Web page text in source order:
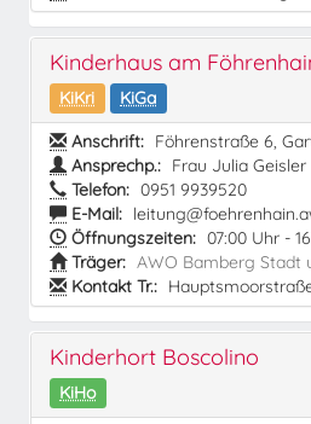
Kinderhaus am
KiKri
KiGa
Anschrift: Föhrenstraße 6,
Ansprechp.: Frau Julia Geisler
Telefon: 0951 9939520
E-Mail:
Öffnungszeiten: 07:00 Uhr -
Träger: AWO Bamberg Stadt
Kontakt Tr.:
Kinderhort Boscolino
KiHo